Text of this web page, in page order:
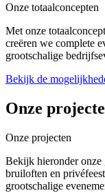
Onze totaalconcepten
Met onze
creëren we complete
grootschalige
Bekijk de
Onze
Onze projecten
Bekijk hieronder onze
bruiloften en
grootschalige